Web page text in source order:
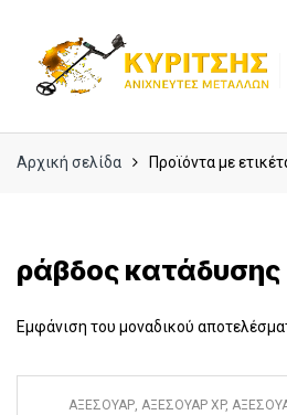
navigation
content
Αρχική σελίδα Προϊόντα με
ράβδος κατάδυσης
Εμφάνιση του μοναδικού
ΑΞΕΣΟΥΑΡ, ΑΞΕΣΟΥΑΡ XP,